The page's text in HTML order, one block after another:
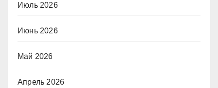
Июль 2026
Июнь 2026
Май 2026
Апрель 2026